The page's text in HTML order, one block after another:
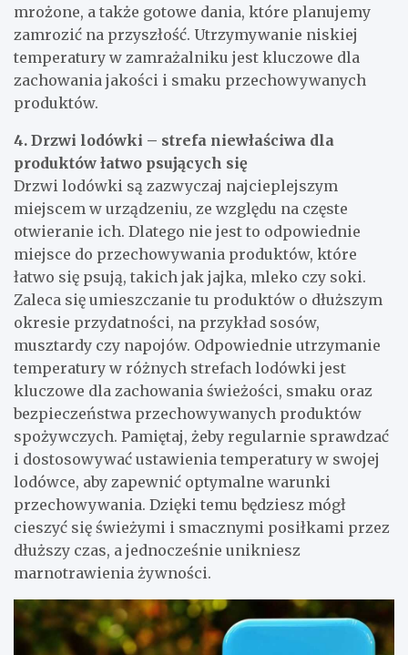
mrożone, a także gotowe dania, które planujemy
zamrozić na przyszłość. Utrzymywanie niskiej
temperatury w zamrażalniku jest kluczowe dla
zachowania jakości i smaku przechowywanych
produktów.
4. Drzwi lodówki – strefa niewłaściwa dla
produktów łatwo psujących się
Drzwi lodówki są zazwyczaj najcieplejszym
miejscem w urządzeniu, ze względu na częste
otwieranie ich. Dlatego nie jest to odpowiednie
miejsce do przechowywania produktów, które
łatwo się psują, takich jak jajka, mleko czy soki.
Zaleca się umieszczanie tu produktów o dłuższym
okresie przydatności, na przykład sosów,
musztardy czy napojów. Odpowiednie utrzymanie
temperatury w różnych strefach lodówki jest
kluczowe dla zachowania świeżości, smaku oraz
bezpieczeństwa przechowywanych produktów
spożywczych. Pamiętaj, żeby regularnie sprawdzać
i dostosowywać ustawienia temperatury w swojej
lodówce, aby zapewnić optymalne warunki
przechowywania. Dzięki temu będziesz mógł
cieszyć się świeżymi i smacznymi posiłkami przez
dłuższy czas, a jednocześnie unikniesz
marnotrawienia żywności.